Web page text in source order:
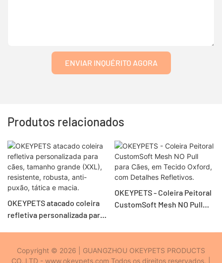
ENVIAR INQUÉRITO AGORA
Produtos relacionados
OKEYPETS atacado coleira
refletiva personalizada para
puxão, tática e macia.
OKEYPETS - Coleira Peitoral
CustomSoft Mesh NO Pull
Copyright © 2026 | GUANGZHOU OKEYPETS PRODUCTS
CO.,LTD - www.okeypets.com Todos os direitos reservados. |